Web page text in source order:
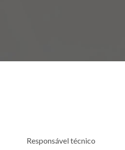
Responsável técnico